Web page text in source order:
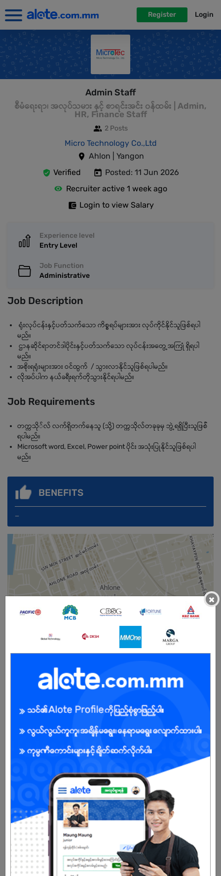
Register Login
Admin Staff
စီမံရေးရာ၊ အလုပ်သမား နှင့် စာရင်းအင်း ၀န်ထမ်း | Admin,
HR, Finance Staff
2 Posts
Micro Technology Co.,Ltd
Ahlon | Yangon
Verified
Posted: 11 Jun 2026
Recruiter active 1 week ago
Login to view Salary
Experience level
Entry Level
Job Function
Administrative
Job Description
ရုံးလုပ်ငန်းနှင့်ပတ်သက်သော ကိစ္စရပ်များအား လုပ်ကိုင်နိုင်သူဖြစ်ရပါ
မည်။
ဌာနဆိုင်ရာတင်ဒါပိုင်းနှင့်ပတ်သက်သော လုပ်ငန်းအတွေ့အကြုံ ရှိရပါ
မည်။
အစိုးရရုံးများအား ဝင်ထွက် / သွားလာနိုင်သူဖြစ်ရပါမည်။
လိုအပ်ပါက နယ်ခရီးရက်တိုသွားနိုင်ရပါမည်။
Job Requirements
တက္ကသို်လ် လက်ရှိတက်နေသူ (သို့) တက္ကသိုလ်တခုခုမှ ဘွဲ့ရရှိပြီးသူဖြစ််
ရပါမည်။
Microsoft word, Excel, Power point ပိုင်း အသုံးပြုနိုင်သူဖြစ်ရပါ
မည်။
BENEFITS
_
Male/Female
Our company develops embedded device software and hardware,
and enhanced productivity IT systems for manufacturers.We
utilize complete electronics to provide total support across
software and hardware, from system planning and design to
development, testing, and mass production.t/sales.
Already Expired
Don't have an account?
REGISTER NOW!
More Similar Jobs
×